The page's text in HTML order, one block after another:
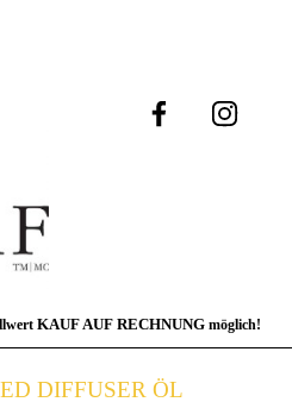
KAUF AUF RECHNUNG möglich!
DIFFUSER ÖL